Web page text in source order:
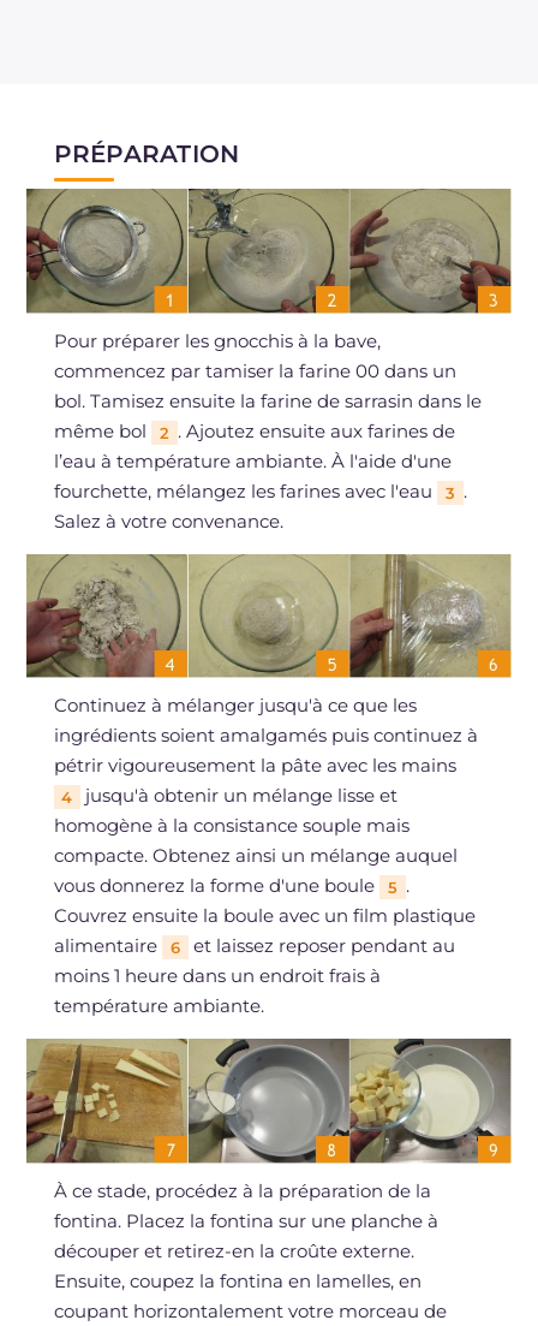
PRÉPARATION
Pour préparer les gnocchis à la bave,
commencez par tamiser la farine 00 dans un
bol. Tamisez ensuite la farine de sarrasin dans le
même bol
2 . Ajoutez ensuite aux farines de
l’eau à température ambiante. À l'aide d'une
fourchette, mélangez les farines avec l'eau
3 .
Salez à votre convenance.
Continuez à mélanger jusqu'à ce que les
ingrédients soient amalgamés puis continuez à
pétrir vigoureusement la pâte avec les mains
4
jusqu'à obtenir un mélange lisse et
homogène à la consistance souple mais
compacte. Obtenez ainsi un mélange auquel
vous donnerez la forme d'une boule
5 .
Couvrez ensuite la boule avec un film plastique
alimentaire
6
et laissez reposer pendant au
moins 1 heure dans un endroit frais à
température ambiante.
À ce stade, procédez à la préparation de la
fontina. Placez la fontina sur une planche à
découper et retirez-en la croûte externe.
Ensuite, coupez la fontina en lamelles, en
coupant horizontalement votre morceau de